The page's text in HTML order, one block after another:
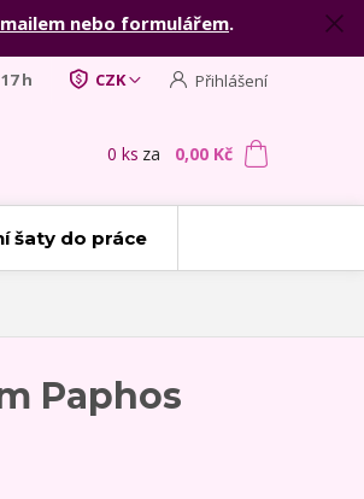
nebo formulářem.
CZK Přihlášení
h
0 ks za 0,00 Kč
šaty do práce
Paphos